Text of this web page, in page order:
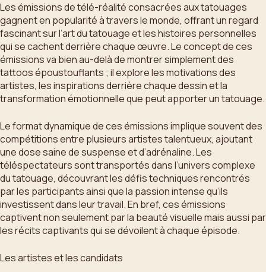
Les émissions de télé-réalité consacrées aux tatouages
gagnent en popularité à travers le monde, offrant un regard
fascinant sur l’art du tatouage et les histoires personnelles
qui se cachent derrière chaque œuvre. Le concept de ces
émissions va bien au-delà de montrer simplement des
tattoos époustouflants ; il explore les motivations des
artistes, les inspirations derrière chaque dessin et la
transformation émotionnelle que peut apporter un tatouage.
Le format dynamique de ces émissions implique souvent des
compétitions entre plusieurs artistes talentueux, ajoutant
une dose saine de suspense et d’adrénaline. Les
téléspectateurs sont transportés dans l’univers complexe
du tatouage, découvrant les défis techniques rencontrés
par les participants ainsi que la passion intense qu’ils
investissent dans leur travail. En bref, ces émissions
captivent non seulement par la beauté visuelle mais aussi par
les récits captivants qui se dévoilent à chaque épisode.
Les artistes et les candidats